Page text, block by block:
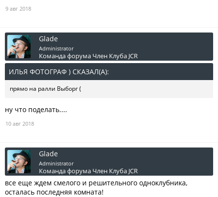
9 авг 2018
Glade
Administrator
Команда форума Член Клуба JCR
ИЛЬЯ ФОТОГРАФ ) СКАЗАЛ(А):
прямо на ралли Выборг (
ну что поделать....
10 авг 2018
Glade
Administrator
Команда форума Член Клуба JCR
все еще ждем смелого и решительного одноклубника,
осталась последняя комната!